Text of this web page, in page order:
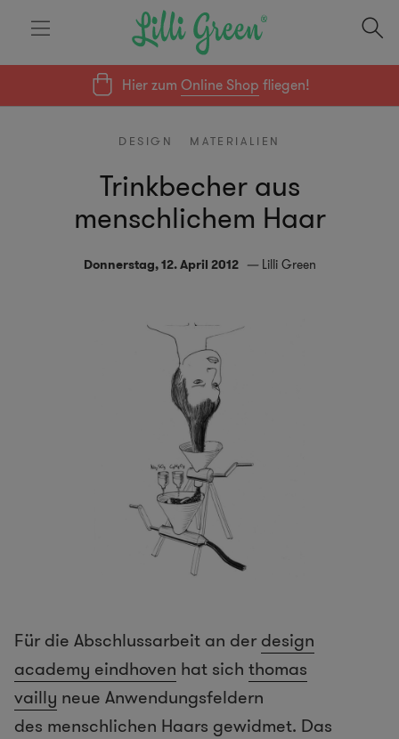
Hier zumOnline Shop fliegen!
DESIGN MATERIALIEN
Trinkbecher aus
menschlichem Haar
Donnerstag, 12. April 2012 Lilli Green
Für die Abschlussarbeit an der design
academy eindhoven hat sich thomas
vailly neue Anwendungsfeldern
des menschlichen Haars gewidmet. Das